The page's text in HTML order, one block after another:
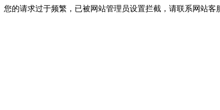
您的请求过于频繁，已被网站管理员设置拦截，请联系网站客